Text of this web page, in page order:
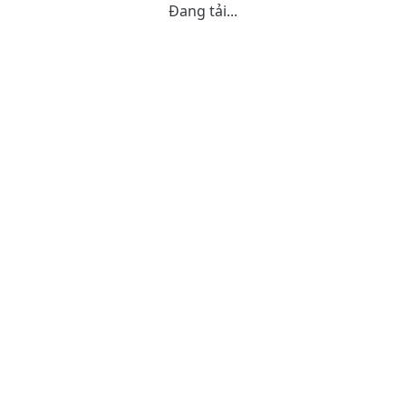
Đang tải...